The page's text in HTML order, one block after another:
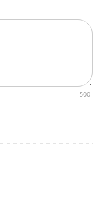
500